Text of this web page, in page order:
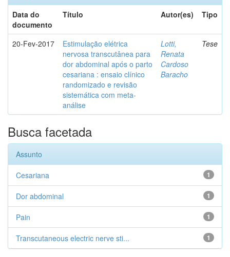
Data do
documento
Título Autor(es) Tipo
20-Fev-2017
Estimulação elétrica
nervosa transcutânea para
dor abdominal após o parto
cesariana : ensaio clínico
randomizado e revisão
sistemática com meta-
análise
Lotti,
Renata
Cardoso
Baracho
Tese
Busca facetada
Assunto
1
Cesariana
1
Dor abdominal
1
Pain
1
Transcutaneous electric nerve sti...